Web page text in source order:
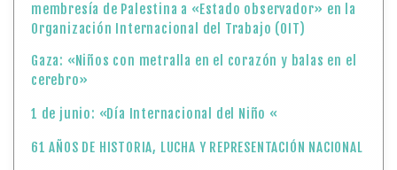
membresía de Palestina a «Estado observador» en la
Organización Internacional del Trabajo (OIT)
Gaza: «Niños con metralla en el corazón y balas en el
cerebro»
1 de junio: «Día Internacional del Niño «
61 AÑOS DE HISTORIA, LUCHA Y REPRESENTACIÓN NACIONAL